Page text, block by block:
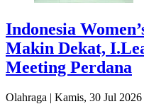
Indonesia
Makin Dekat,
Meeting Perdana
Olahraga | Kamis, 30 Jul